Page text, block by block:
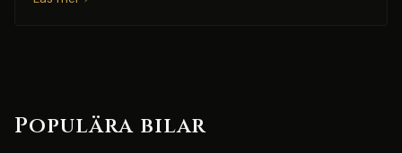
Populära bilar